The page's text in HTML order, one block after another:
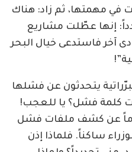
في مهمتها، ثم زاد: هناك
إنها عطّلت مشاريع
آخر فاستدعى خيال البحر
يتحدثون عن فشلها
كلمة فشل؟ يا للعجب!
عن كشف ملفات فشل
ساكناً. فلماذا إذن